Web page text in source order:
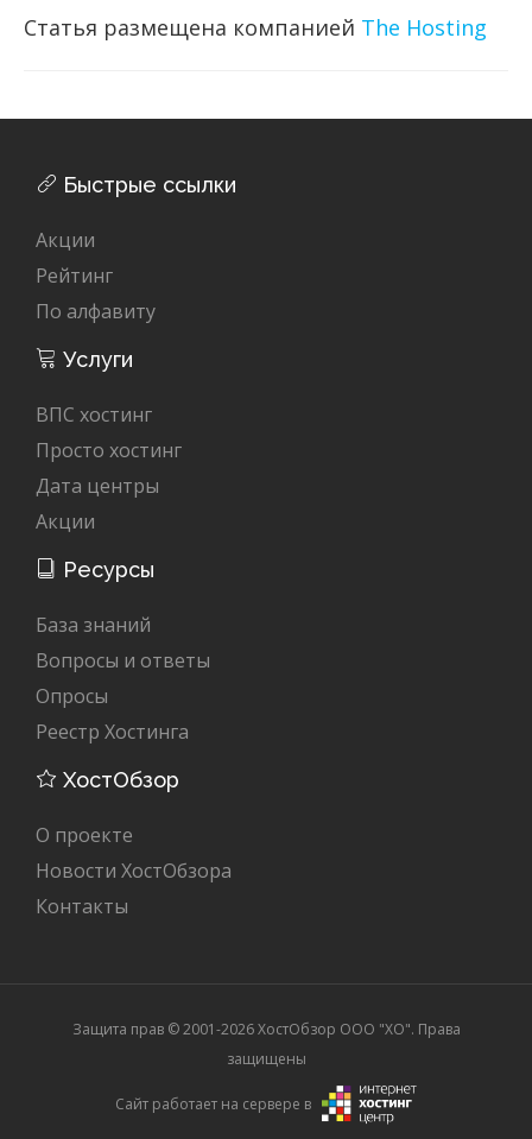
Статья размещена компанией The Hosting
Быстрые ссылки
Акции
Рейтинг
По алфавиту
Услуги
ВПС хостинг
Просто хостинг
Дата центры
Акции
Ресурсы
База знаний
Вопросы и ответы
Опросы
Реестр Хостинга
ХостОбзор
О проекте
Новости ХостОбзора
Контакты
Защита прав © 2001-2026 ХостОбзор ООО "XO". Права
защищены
Сайт работает на сервере в